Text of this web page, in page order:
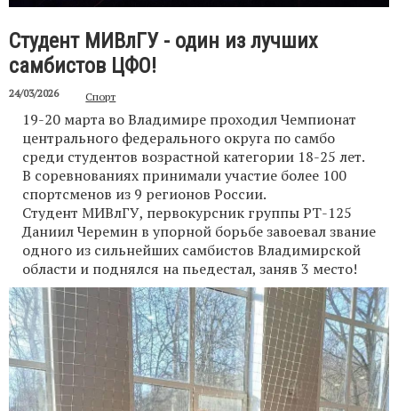
Студент МИВлГУ - один из лучших
самбистов ЦФО!
24/03/2026 Спорт
19-20 марта во Владимире проходил Чемпионат
центрального федерального округа по самбо
среди студентов возрастной категории 18-25 лет.
В соревнованиях принимали участие более 100
спортсменов из 9 регионов России.
Студент МИВлГУ, первокурсник группы РТ-125
Даниил Черемин в упорной борьбе завоевал звание
одного из сильнейших самбистов Владимирской
области и поднялся на пьедестал, заняв 3 место!